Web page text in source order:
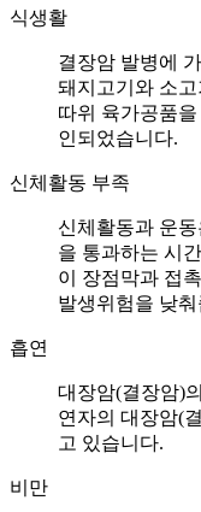
식생활
결장암 발병에
돼지고기와 소
따위 육가공품
인되었습니다.
신체활동 부족
신체활동과 운
을 통과하는 시
이 장점막과 접
발생위험을 낮
흡연
대장암(결장암)
연자의 대장암(
고 있습니다.
비만